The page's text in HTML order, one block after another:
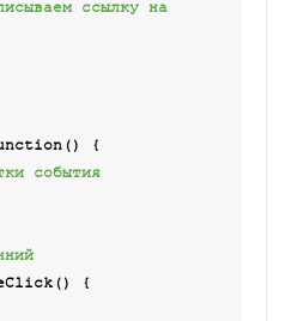
ссылку на
()
{
события
()
{